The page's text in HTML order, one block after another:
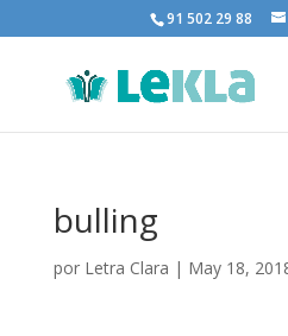
91 502 29 88
bulling
por Letra Clara | May 18,